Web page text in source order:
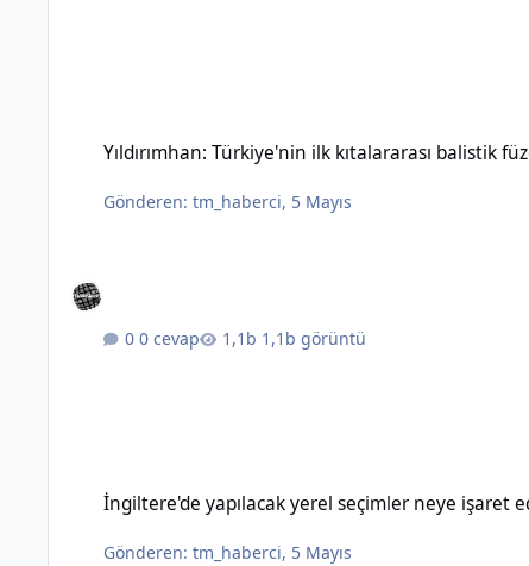
Yıldırımhan: Türkiye'nin ilk kıtalararası balistik
Gönderen:tm_haberci, 5 Mayıs
0 cevap 1,1b görüntü
İngiltere'de yapılacak yerel seçimler neye işaret
Gönderen:tm_haberci, 5 Mayıs